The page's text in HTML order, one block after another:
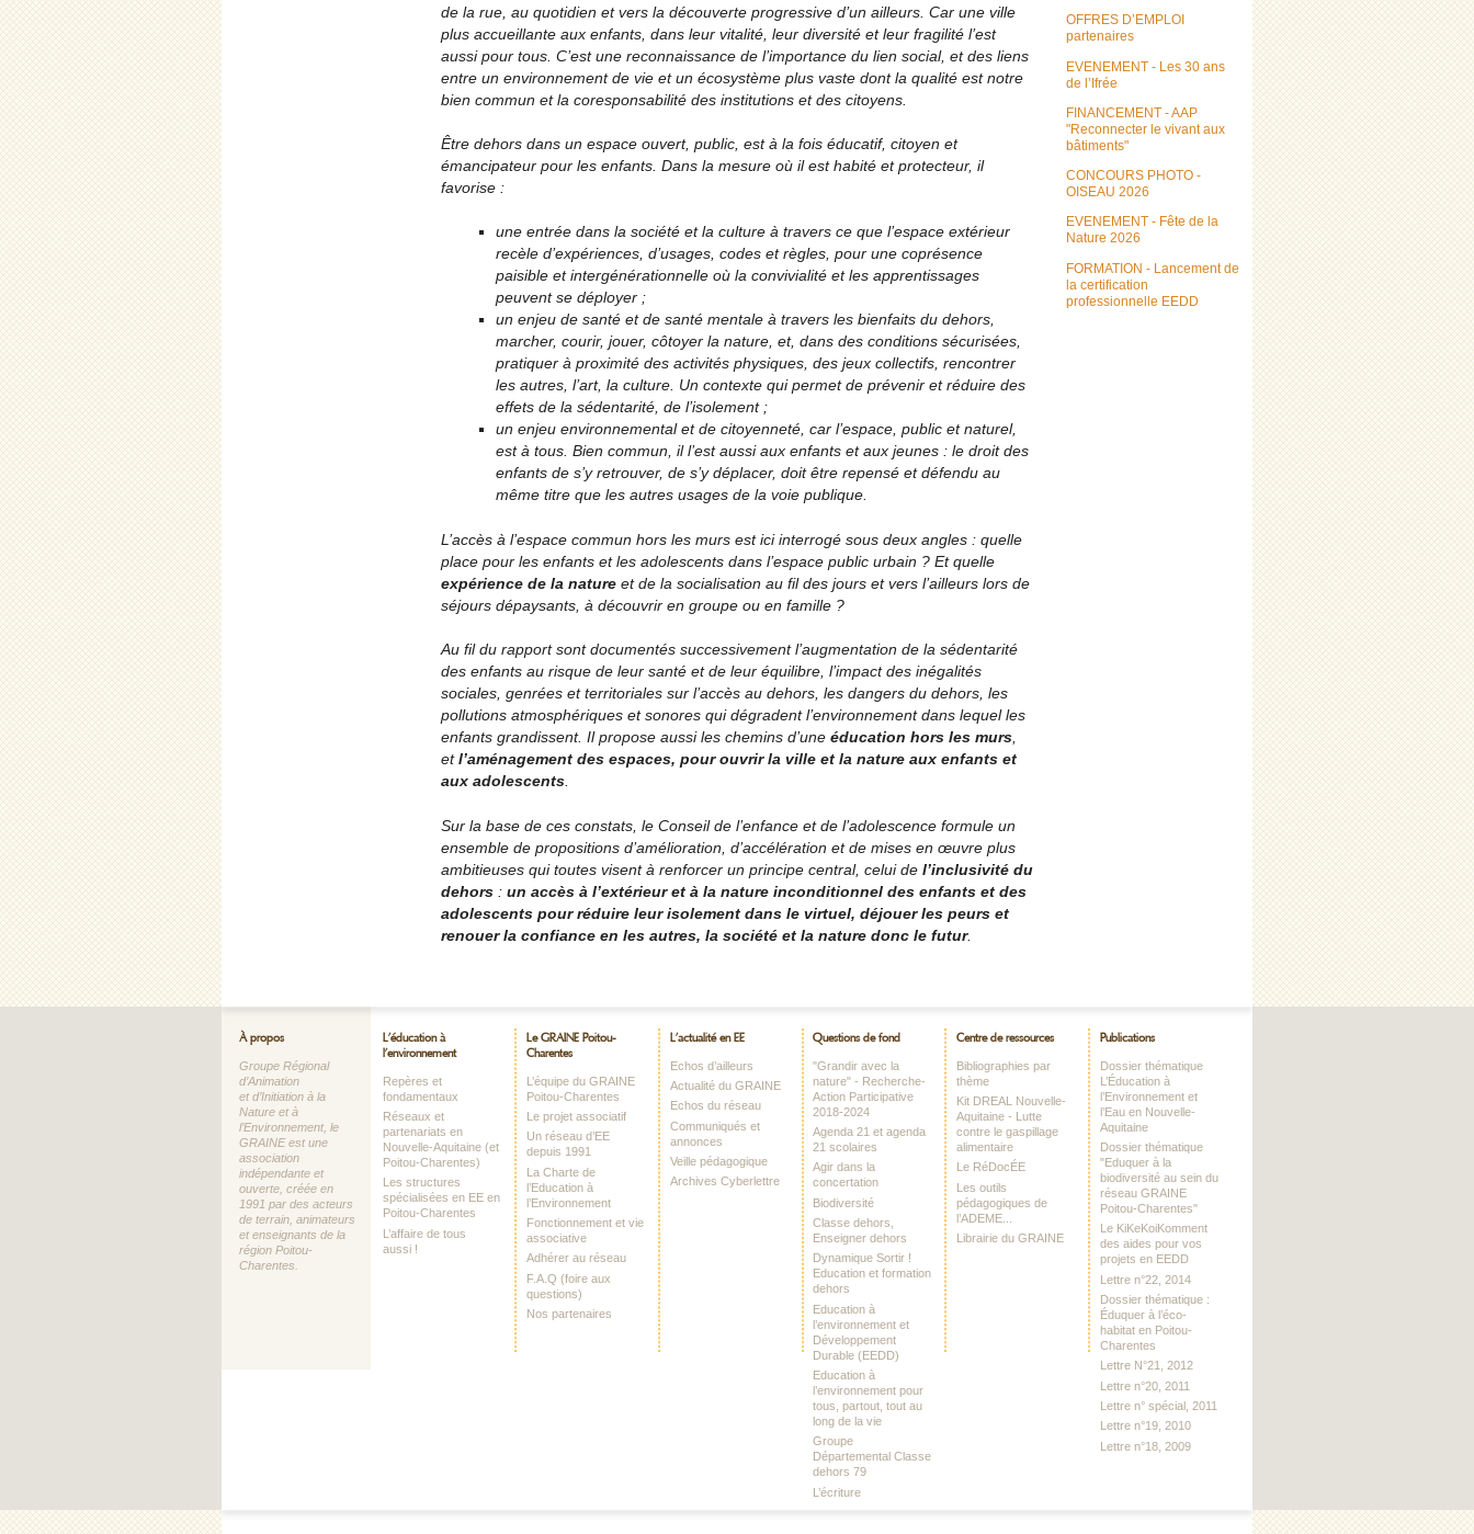
de la rue, au quotidien et vers la découverte progressive d’un ailleurs. Car une ville
plus accueillante aux enfants, dans leur vitalité, leur diversité et leur fragilité l’est
aussi pour tous. C’est une reconnaissance de l’importance du lien social, et des liens
entre un environnement de vie et un écosystème plus vaste dont la qualité est notre
bien commun et la coresponsabilité des institutions et des citoyens.
Être dehors dans un espace ouvert, public, est à la fois éducatif, citoyen et
émancipateur pour les enfants. Dans la mesure où il est habité et protecteur, il
favorise :
une entrée dans la société et la culture à travers ce que l’espace extérieur
recèle d’expériences, d’usages, codes et règles, pour une coprésence
paisible et intergénérationnelle où la convivialité et les apprentissages
peuvent se déployer ;
un enjeu de santé et de santé mentale à travers les bienfaits du dehors,
marcher, courir, jouer, côtoyer la nature, et, dans des conditions sécurisées,
pratiquer à proximité des activités physiques, des jeux collectifs, rencontrer
les autres, l’art, la culture. Un contexte qui permet de prévenir et réduire des
effets de la sédentarité, de l’isolement ;
un enjeu environnemental et de citoyenneté, car l’espace, public et naturel,
est à tous. Bien commun, il l’est aussi aux enfants et aux jeunes : le droit des
enfants de s’y retrouver, de s’y déplacer, doit être repensé et défendu au
même titre que les autres usages de la voie publique.
L’accès à l’espace commun hors les murs est ici interrogé sous deux angles : quelle
place pour les enfants et les adolescents dans l’espace public urbain ? Et quelle
expérience de la nature et de la socialisation au fil des jours et vers l’ailleurs lors de
séjours dépaysants, à découvrir en groupe ou en famille ?
Au fil du rapport sont documentés successivement l’augmentation de la sédentarité
des enfants au risque de leur santé et de leur équilibre, l’impact des inégalités
sociales, genrées et territoriales sur l’accès au dehors, les dangers du dehors, les
pollutions atmosphériques et sonores qui dégradent l’environnement dans lequel les
enfants grandissent. Il propose aussi les chemins d’une éducation hors les murs,
etl’aménagement des espaces, pour ouvrir la ville et la nature aux enfants et
aux adolescents.
Sur la base de ces constats, le Conseil de l’enfance et de l’adolescence formule un
ensemble de propositions d’amélioration, d’accélération et de mises en œuvre plus
ambitieuses qui toutes visent à renforcer un principe central, celui de l’inclusivité du
dehors : un accès à l’extérieur et à la nature inconditionnel des enfants et des
adolescents pour réduire leur isolement dans le virtuel, déjouer les peurs et
renouer la confiance en les autres, la société et la nature donc le futur.
OFFRES D’EMPLOI
partenaires
EVENEMENT - Les 30 ans
de l’Ifrée
FINANCEMENT - AAP
"Reconnecter le vivant aux
bâtiments"
CONCOURS PHOTO -
OISEAU 2026
EVENEMENT - Fête de la
Nature 2026
FORMATION - Lancement de
la certification
professionnelle EEDD
À propos
Groupe Régional
d’Animation
et d’Initiation à la
Nature et à
l’Environnement, le
GRAINE est une
association
indépendante et
ouverte, créée en
1991 par des acteurs
de terrain, animateurs
et enseignants de la
région Poitou-
Charentes.
L’éducation à
l’environnement
Repères et
fondamentaux
Réseaux et
partenariats en
Nouvelle-Aquitaine (et
Poitou-Charentes)
Les structures
spécialisées en EE en
Poitou-Charentes
L’affaire de tous
aussi !
Le GRAINE Poitou-
Charentes
L’équipe du GRAINE
Poitou-Charentes
Le projet associatif
Un réseau d’EE
depuis 1991
La Charte de
l’Education à
l’Environnement
Fonctionnement et vie
associative
Adhérer au réseau
F.A.Q (foire aux
questions)
Nos partenaires
L’actualité en EE
Echos d’ailleurs
Actualité du GRAINE
Echos du réseau
Communiqués et
annonces
Veille pédagogique
Archives Cyberlettre
Questions de fond
"Grandir avec la
nature" - Recherche-
Action Participative
2018-2024
Agenda 21 et agenda
21 scolaires
Agir dans la
concertation
Biodiversité
Classe dehors,
Enseigner dehors
Dynamique Sortir !
Education et formation
dehors
Education à
l’environnement et
Développement
Durable (EEDD)
Education à
l’environnement pour
tous, partout, tout au
long de la vie
Groupe
Départemental Classe
dehors 79
L’écriture
Centre de ressources
Bibliographies par
thème
Kit DREAL Nouvelle-
Aquitaine - Lutte
contre le gaspillage
alimentaire
Le RéDocÉE
Les outils
pédagogiques de
l’ADEME...
Librairie du GRAINE
Publications
Dossier thématique
L’Éducation à
l’Environnement et
l’Eau en Nouvelle-
Aquitaine
Dossier thématique
"Eduquer à la
biodiversité au sein du
réseau GRAINE
Poitou-Charentes"
Le KiKeKoiKomment
des aides pour vos
projets en EEDD
Lettre n°22, 2014
Dossier thématique :
Éduquer à l’éco-
habitat en Poitou-
Charentes
Lettre N°21, 2012
Lettre n°20, 2011
Lettre n° spécial, 2011
Lettre n°19, 2010
Lettre n°18, 2009